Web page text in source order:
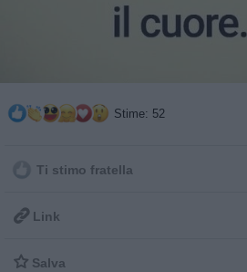
Stime: 52
Ti stimo fratella
 Link
 Salva